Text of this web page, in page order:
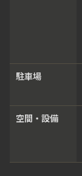
駐車場
空間・設備